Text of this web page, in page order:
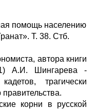
помощь населению
Т. 38. Стб.
автора книги
А.И. Шингарева -
трагически
корни в русской